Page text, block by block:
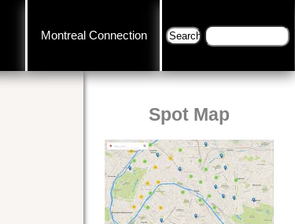
Montreal Connection
Spot Map